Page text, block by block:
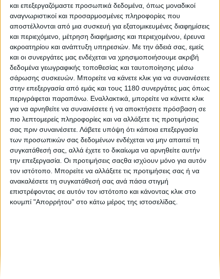
και επεξεργαζόμαστε προσωπικά δεδομένα, όπως μοναδικοί
αναγνωριστικοί και προσαρμοσμένες πληροφορίες που
αποστέλλονται από μια συσκευή για εξατομικευμένες διαφημίσεις
και περιεχόμενο, μέτρηση διαφήμισης και περιεχομένου, έρευνα
ακροατηρίου και ανάπτυξη υπηρεσιών. Με την άδειά σας, εμείς
και οι συνεργάτες μας ενδέχεται να χρησιμοποιήσουμε ακριβή
δεδομένα γεωγραφικής τοποθεσίας και ταυτοποίησης μέσω
σάρωσης συσκευών. Μπορείτε να κάνετε κλικ για να συναινέσετε
στην επεξεργασία από εμάς και τους 1180 συνεργάτες μας όπως
περιγράφεται παραπάνω. Εναλλακτικά, μπορείτε να κάνετε κλικ
για να αρνηθείτε να συναινέσετε ή να αποκτήσετε πρόσβαση σε
πιο λεπτομερείς πληροφορίες και να αλλάξετε τις προτιμήσεις
σας πριν συναινέσετε. Λάβετε υπόψη ότι κάποια επεξεργασία
των προσωπικών σας δεδομένων ενδέχεται να μην απαιτεί τη
συγκατάθεσή σας, αλλά έχετε το δικαίωμα να αρνηθείτε αυτήν
την επεξεργασία. Οι προτιμήσεις σαςθα ισχύουν μόνο για αυτόν
τον ιστότοπο. Μπορείτε να αλλάξετε τις προτιμήσεις σας ή να
ανακαλέσετε τη συγκατάθεσή σας ανά πάσα στιγμή
επιστρέφοντας σε αυτόν τον ιστότοπο και κάνοντας κλικ στο
κουμπί "Απορρήτου" στο κάτω μέρος της ιστοσελίδας.
Νέα Μοντέλα 29/4/2025
Royal Enfield Hunter 350 2025: Αναβάθμιση σε
αναρτήσεις και συμπλέκτης περιορισμένης
ολίσθησης με υποβοήθηση
Η Royal Enfield προχώρησε στο φρεσκάρισμα του Hunter 350
για το 2025 με αλλαγές ουσίας που βελτιώνουν τη
συμπεριφορά, τη χρηστικότητά του αλλά και την ασφάλεια.
Συγκεκριμένα η ρετρό σχεδίασης μοτοσ...